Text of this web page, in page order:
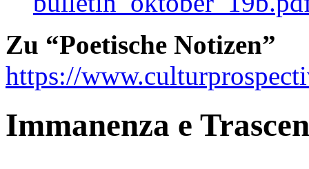
Zu “Poetische Notizen”
https://
Immanenza e